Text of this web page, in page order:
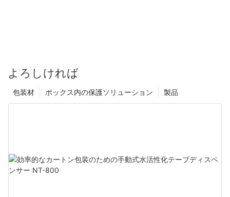
よろしければ
製品
ボックス内の保護ソリューション
包装材